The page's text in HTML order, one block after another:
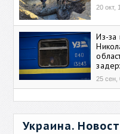
20 окт,
Из-за
25 сен,
Украина.